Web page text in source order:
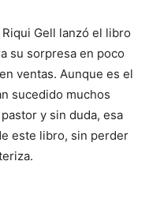
Gell lanzó el libro
su sorpresa en poco
ventas. Aunque es el
sucedido muchos
y sin duda, esa
este libro, sin perder